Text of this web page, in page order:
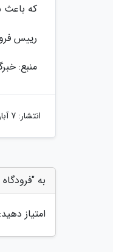
که باعث
رییس
منبع:
انتشار: 7 آبان 1399
به
امتیاز دهید: